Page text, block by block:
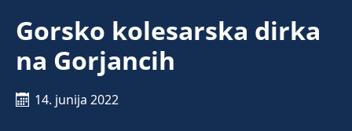
Gorsko kolesarska dirka
na Gorjancih
14. junija 2022